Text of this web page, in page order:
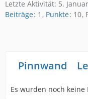
Letzte Aktivität: 5.
Beiträge 1 Punkte 10
Pinnwand
Es wurden noch